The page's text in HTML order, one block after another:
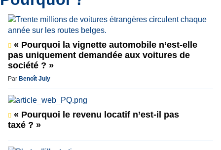
« Pourquoi la vignette automobile n’est-elle
pas uniquement demandée aux voitures de
société ? »
Par Benoît July
« Pourquoi le revenu locatif n’est-il pas
taxé ? »